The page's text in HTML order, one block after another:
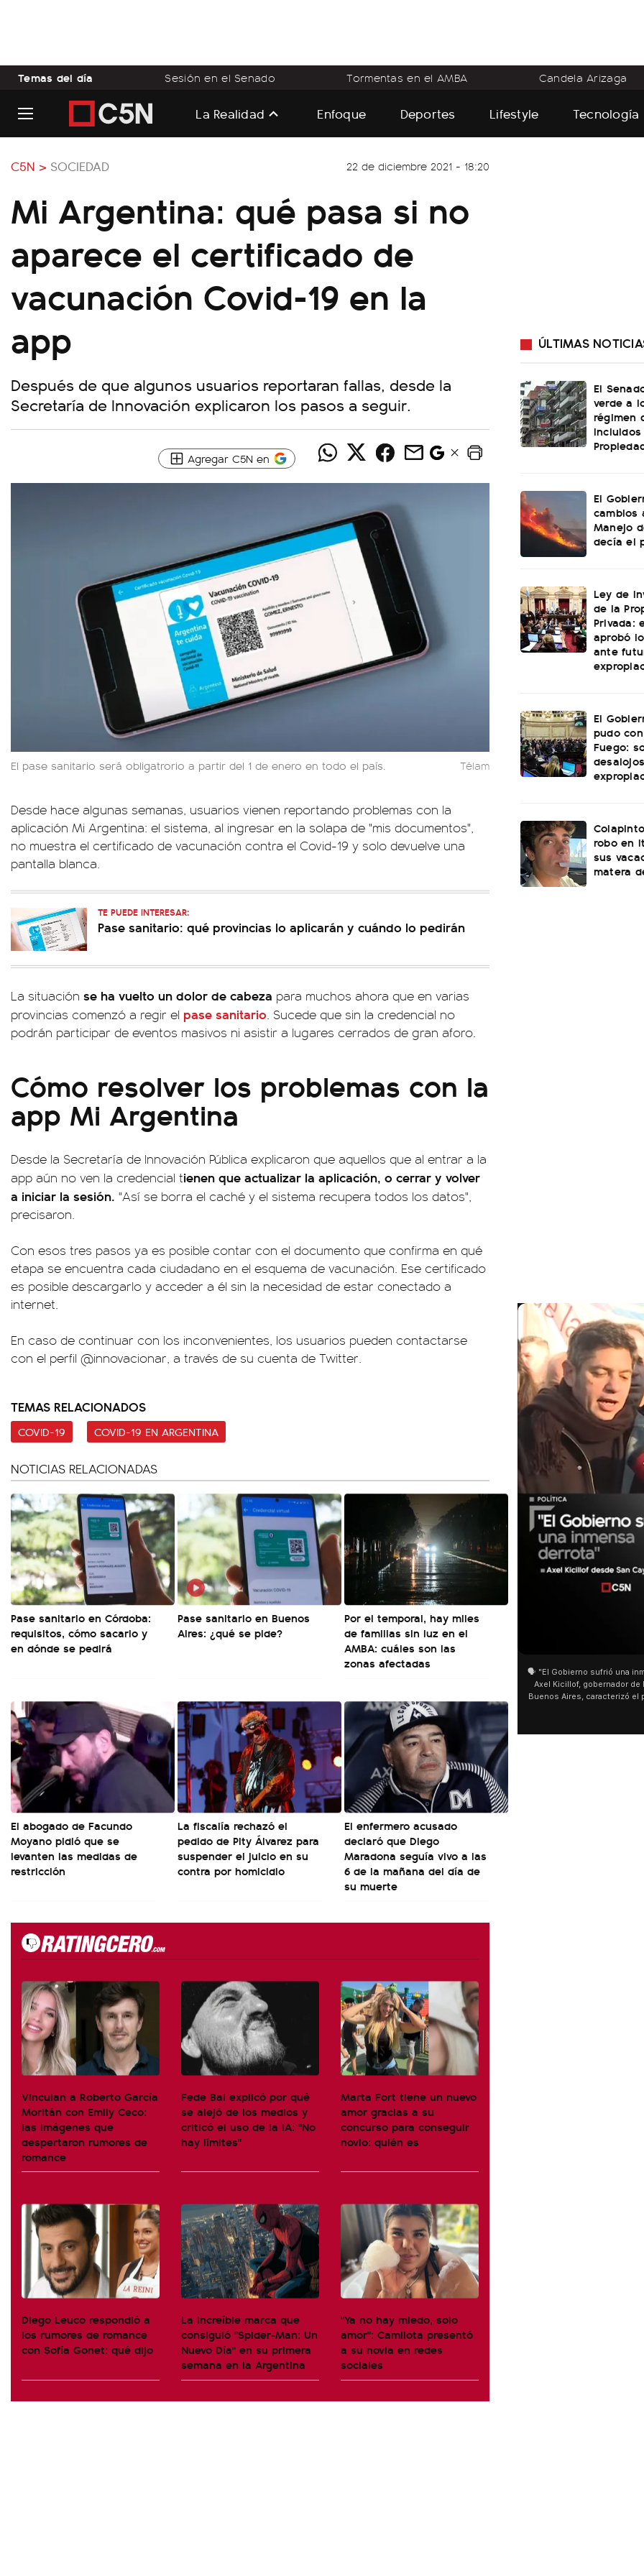
Temas del día Sesión en el Senado Tormentas en el AMBA Candela Arizaga
La Realidad Enfoque Deportes Lifestyle Tecnología
C5N > SOCIEDAD 22 de diciembre 2021 - 18:20
Mi Argentina: qué pasa si no
aparece el certificado de
vacunación Covid-19 en la
app
Después de que algunos usuarios reportaran fallas, desde la
Secretaría de Innovación explicaron los pasos a seguir.
Agregar C5N en
El pase sanitario será obligatrorio a partir del 1 de enero en todo el país. Télam
Desde hace algunas semanas, usuarios vienen reportando problemas con la
aplicación Mi Argentina: el sistema, al ingresar en la solapa de "mis documentos",
no muestra el certificado de vacunación contra el Covid-19 y solo devuelve una
pantalla blanca.
TE PUEDE INTERESAR:
Pase sanitario: qué provincias lo aplicarán y cuándo lo pedirán
La situación se ha vuelto un dolor de cabeza para muchos ahora que en varias
provincias comenzó a regir el pase sanitario. Sucede que sin la credencial no
podrán participar de eventos masivos ni asistir a lugares cerrados de gran aforo.
Cómo resolver los problemas con la
app Mi Argentina
Desde la Secretaría de Innovación Pública explicaron que aquellos que al entrar a la
app aún no ven la credencial tienen que actualizar la aplicación, o cerrar y volver
a iniciar la sesión. "Así se borra el caché y el sistema recupera todos los datos",
precisaron.
Con esos tres pasos ya es posible contar con el documento que confirma en qué
etapa se encuentra cada ciudadano en el esquema de vacunación. Ese certificado
es posible descargarlo y acceder a él sin la necesidad de estar conectado a
internet.
En caso de continuar con los inconvenientes, los usuarios pueden contactarse
con el perfil @innovacionar, a través de su cuenta de Twitter.
TEMAS RELACIONADOS
COVID-19 COVID-19 EN ARGENTINA
NOTICIAS RELACIONADAS
Pase sanitario en Córdoba:
requisitos, cómo sacarlo y
en dónde se pedirá
Pase sanitario en Buenos
Aires: ¿qué se pide?
Por el temporal, hay miles
de familias sin luz en el
AMBA: cuáles son las
zonas afectadas
El abogado de Facundo
Moyano pidió que se
levanten las medidas de
restricción
La fiscalía rechazó el
pedido de Pity Álvarez para
suspender el juicio en su
contra por homicidio
El enfermero acusado
declaró que Diego
Maradona seguía vivo a las
6 de la mañana del día de
su muerte
Vinculan a Roberto García
Moritán con Emily Ceco:
las imágenes que
despertaron rumores de
romance
Fede Bal explicó por qué
se alejó de los medios y
criticó el uso de la IA: "No
hay límites"
Marta Fort tiene un nuevo
amor gracias a su
concurso para conseguir
novio: quién es
Diego Leuco respondió a
los rumores de romance
con Sofía Gonet: qué dijo
La increíble marca que
consiguió "Spider-Man: Un
Nuevo Día" en su primera
semana en la Argentina
"Ya no hay miedo, solo
amor": Camilota presentó
a su novia en redes
sociales
ÚLTIMAS
El
verde a
régimen
El
cambios
Manejo
decía el
Ley de
de la
Privada:
aprobó
ante
El
pudo
Fuego:
robo en
sus
matera
01:05
de Inviolabilidad de la Propiedad Privada
como "una lista sábana con temas nefastos"
y destacó "la movilización popular". 📌 La
declaración fue desde el santuario de San
Cayetano, donde también advirtió que "la
sociedad no solo sufre porque no llega sino
que también está endeudada".
San Cayetano: Jorge García
miles de peregrinos en
de Buenos Aires destacó la
agua y soportó las bajas
últimos días: "Son dificultades